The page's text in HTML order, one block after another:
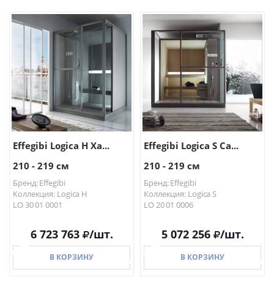
В КОРЗИНУ В КОРЗИНУ
Effegibi Logica H Ха...
210 - 219 см
Бренд: Effegibi
Коллекция: Logica H
LO 30 01 0001
6 723 763 /шт.
В КОРЗИНУ
Effegibi Logica S Са...
210 - 219 см
Бренд: Effegibi
Коллекция: Logica S
LO 20 01 0006
5 072 256 /шт.
В КОРЗИНУ